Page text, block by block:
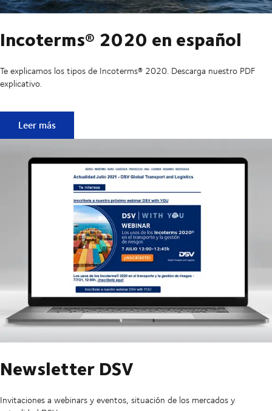
Incoterms® 2020 en español
Te explicamos los tipos de Incoterms® 2020. Descarga nuestro PDF
explicativo.
Incoterms® 2020 en español
Leer más
Newsletter DSV
Invitaciones a webinars y eventos, situación de los mercados y